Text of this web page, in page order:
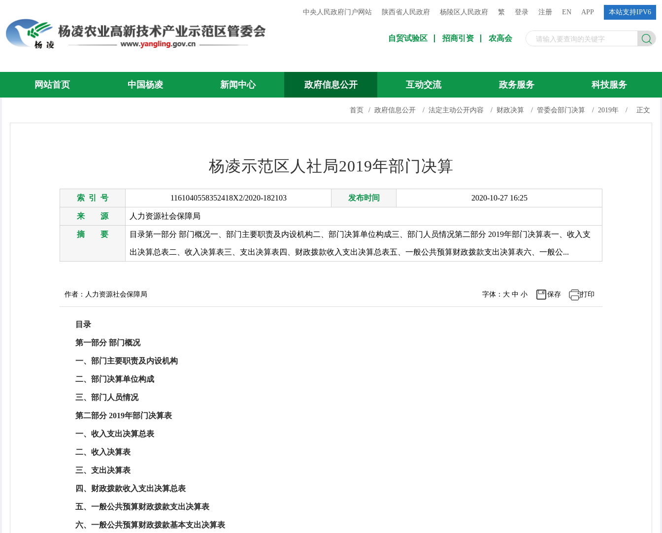
中央人民政府门户网站 陕西省人民政府 杨陵区人民政府 繁 登录 注册 EN APP 本站支持IPV6
自贸试验区 招商引资 农高会
网站首页 中国杨凌 新闻中心 政府信息公开 互动交流 政务服务 科技服务
首页 / 政府信息公开 / 法定主动公开内容 / 财政决算 / 管委会部门决算 / 2019年 / 正文
杨凌示范区人社局2019年部门决算
索 引 号 1161040558352418X2/2020-182103 发布时间 2020-10-27 16:25
来 源 人力资源社会保障局
摘 要 目录第一部分 部门概况一、部门主要职责及内设机构二、部门决算单位构成三、部门人员情况第二部分 2019年部门决算表一、收入支
出决算总表二、收入决算表三、支出决算表四、财政拨款收入支出决算总表五、一般公共预算财政拨款支出决算表六、一般公...
作者：人力资源社会保障局 打印
保存
字体： 大 中 小
目录
第一部分 部门概况
一、部门主要职责及内设机构
二、部门决算单位构成
三、部门人员情况
第二部分 2019年部门决算表
一、收入支出决算总表
二、收入决算表
三、支出决算表
四、财政拨款收入支出决算总表
五、一般公共预算财政拨款支出决算表
六、一般公共预算财政拨款基本支出决算表